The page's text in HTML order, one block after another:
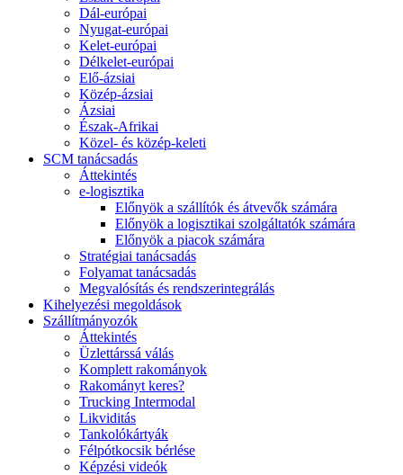
Dál-európai
Nyugat-európai
Kelet-európai
Délkelet-európai
Elő-ázsiai
Közép-ázsiai
Ázsiai
Észak-Afrikai
Közel- és közép-keleti
SCM tanácsadás
Áttekintés
e-logisztika
Előnyök a szállítók és átvevők számára
Előnyök a logisztikai szolgáltatók számára
Előnyök a piacok számára
Stratégiai tanácsadás
Folyamat tanácsadás
Megvalósítás és rendszerintegrálás
Kihelyezési megoldások
Szállítmányozók
Áttekintés
Üzlettárssá válás
Komplett rakományok
Rakományt keres?
Trucking Intermodal
Likviditás
Tankolókártyák
Félpótkocsik bérlése
Képzési videók